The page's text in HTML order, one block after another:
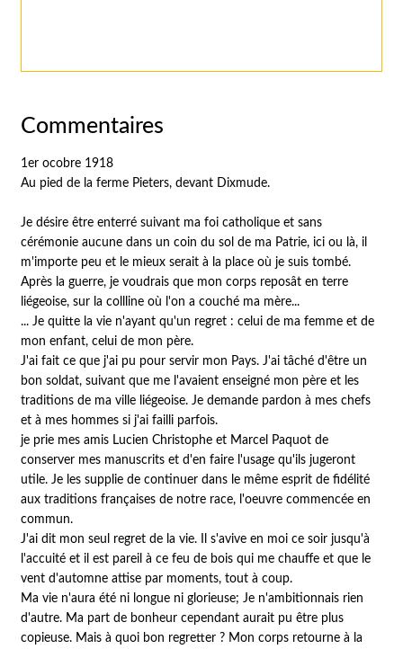
Commentaires
1er ocobre 1918
Au pied de la ferme Pieters, devant Dixmude.
Je désire être enterré suivant ma foi catholique et sans
cérémonie aucune dans un coin du sol de ma Patrie, ici ou là, il
m'importe peu et le mieux serait à la place où je suis tombé.
Après la guerre, je voudrais que mon corps reposât en terre
liégeoise, sur la collline où l'on a couché ma mère...
... Je quitte la vie n'ayant qu'un regret : celui de ma femme et de
mon enfant, celui de mon père.
J'ai fait ce que j'ai pu pour servir mon Pays. J'ai tâché d'être un
bon soldat, suivant que me l'avaient enseigné mon père et les
traditions de ma ville liégeoise. Je demande pardon à mes chefs
et à mes hommes si j'ai failli parfois.
je prie mes amis Lucien Christophe et Marcel Paquot de
conserver mes manuscrits et d'en faire l'usage qu'ils jugeront
utile. Je les supplie de continuer dans le même esprit de fidélité
aux traditions françaises de notre race, l'oeuvre commencée en
commun.
J'ai dit mon seul regret de la vie. Il s'avive en moi ce soir jusqu'à
l'accuité et il est pareil à ce feu de bois qui me chauffe et que le
vent d'automne attise par moments, tout à coup.
Ma vie n'aura été ni longue ni glorieuse; Je n'ambitionnais rien
d'autre. Ma part de bonheur cependant aurait pu être plus
copieuse. Mais à quoi bon regretter ? Mon corps retourne à la